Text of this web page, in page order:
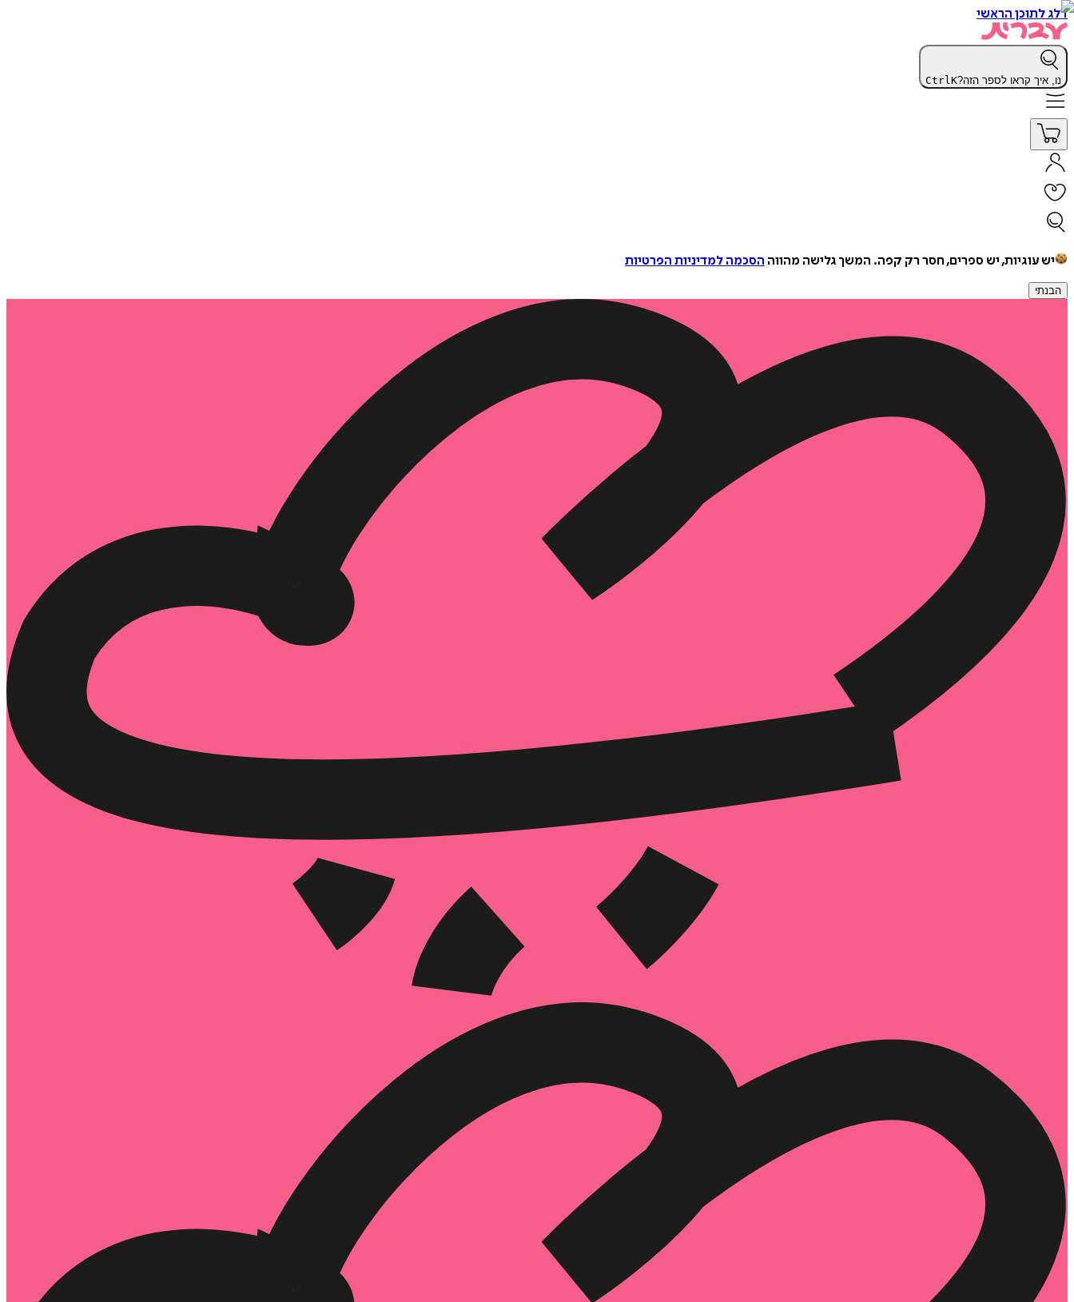
דלג לתוכן הראשי
נו, איך קראו לספר הזה? CtrlK
יש עוגיות, יש ספרים, חסר רק קפה. המשך גלישה מהווה הסכמה למדיניות הפרטיות
הבנתי